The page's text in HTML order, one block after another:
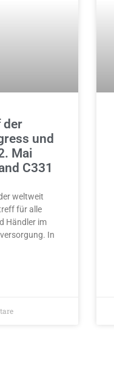
der
und
Mai
C331
weltweit
für alle
Händler im
In